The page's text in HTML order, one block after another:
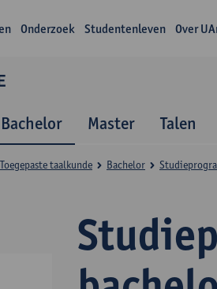
Onderzoek Studentenleven Over
Bachelor Master Talen
Toegepaste taalkunde Bachelor